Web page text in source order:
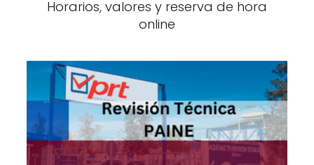
Horarios, valores y reserva de hora
online